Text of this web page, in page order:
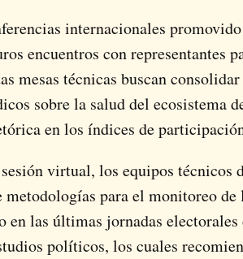
internacionales
encuentros con representantes
mesas técnicas buscan
sobre la salud del ecosistema
en los índices de
virtual, los equipos técnicos
para el monitoreo
en las últimas jornadas
políticos, los cuales